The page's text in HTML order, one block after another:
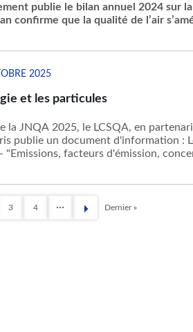
publie le bilan annuel 2024 sur
confirme que la qualité de l’air
réduction des émissions de polluants.
certaines zones.
2025
et les particules
la JNQA 2025, le LCSQA, en
publie un document d'information :
"Emissions, facteurs d'émission,
Page
3
Page
4
Dernière
Dernier »